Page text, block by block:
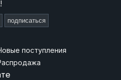
подписаться
поступления